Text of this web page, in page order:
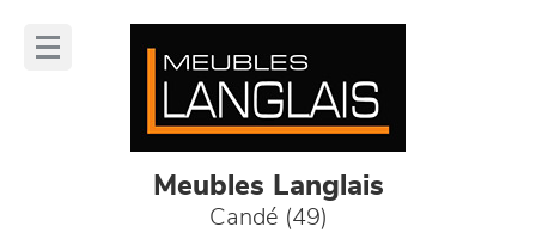
Meubles Langlais
Candé (49)